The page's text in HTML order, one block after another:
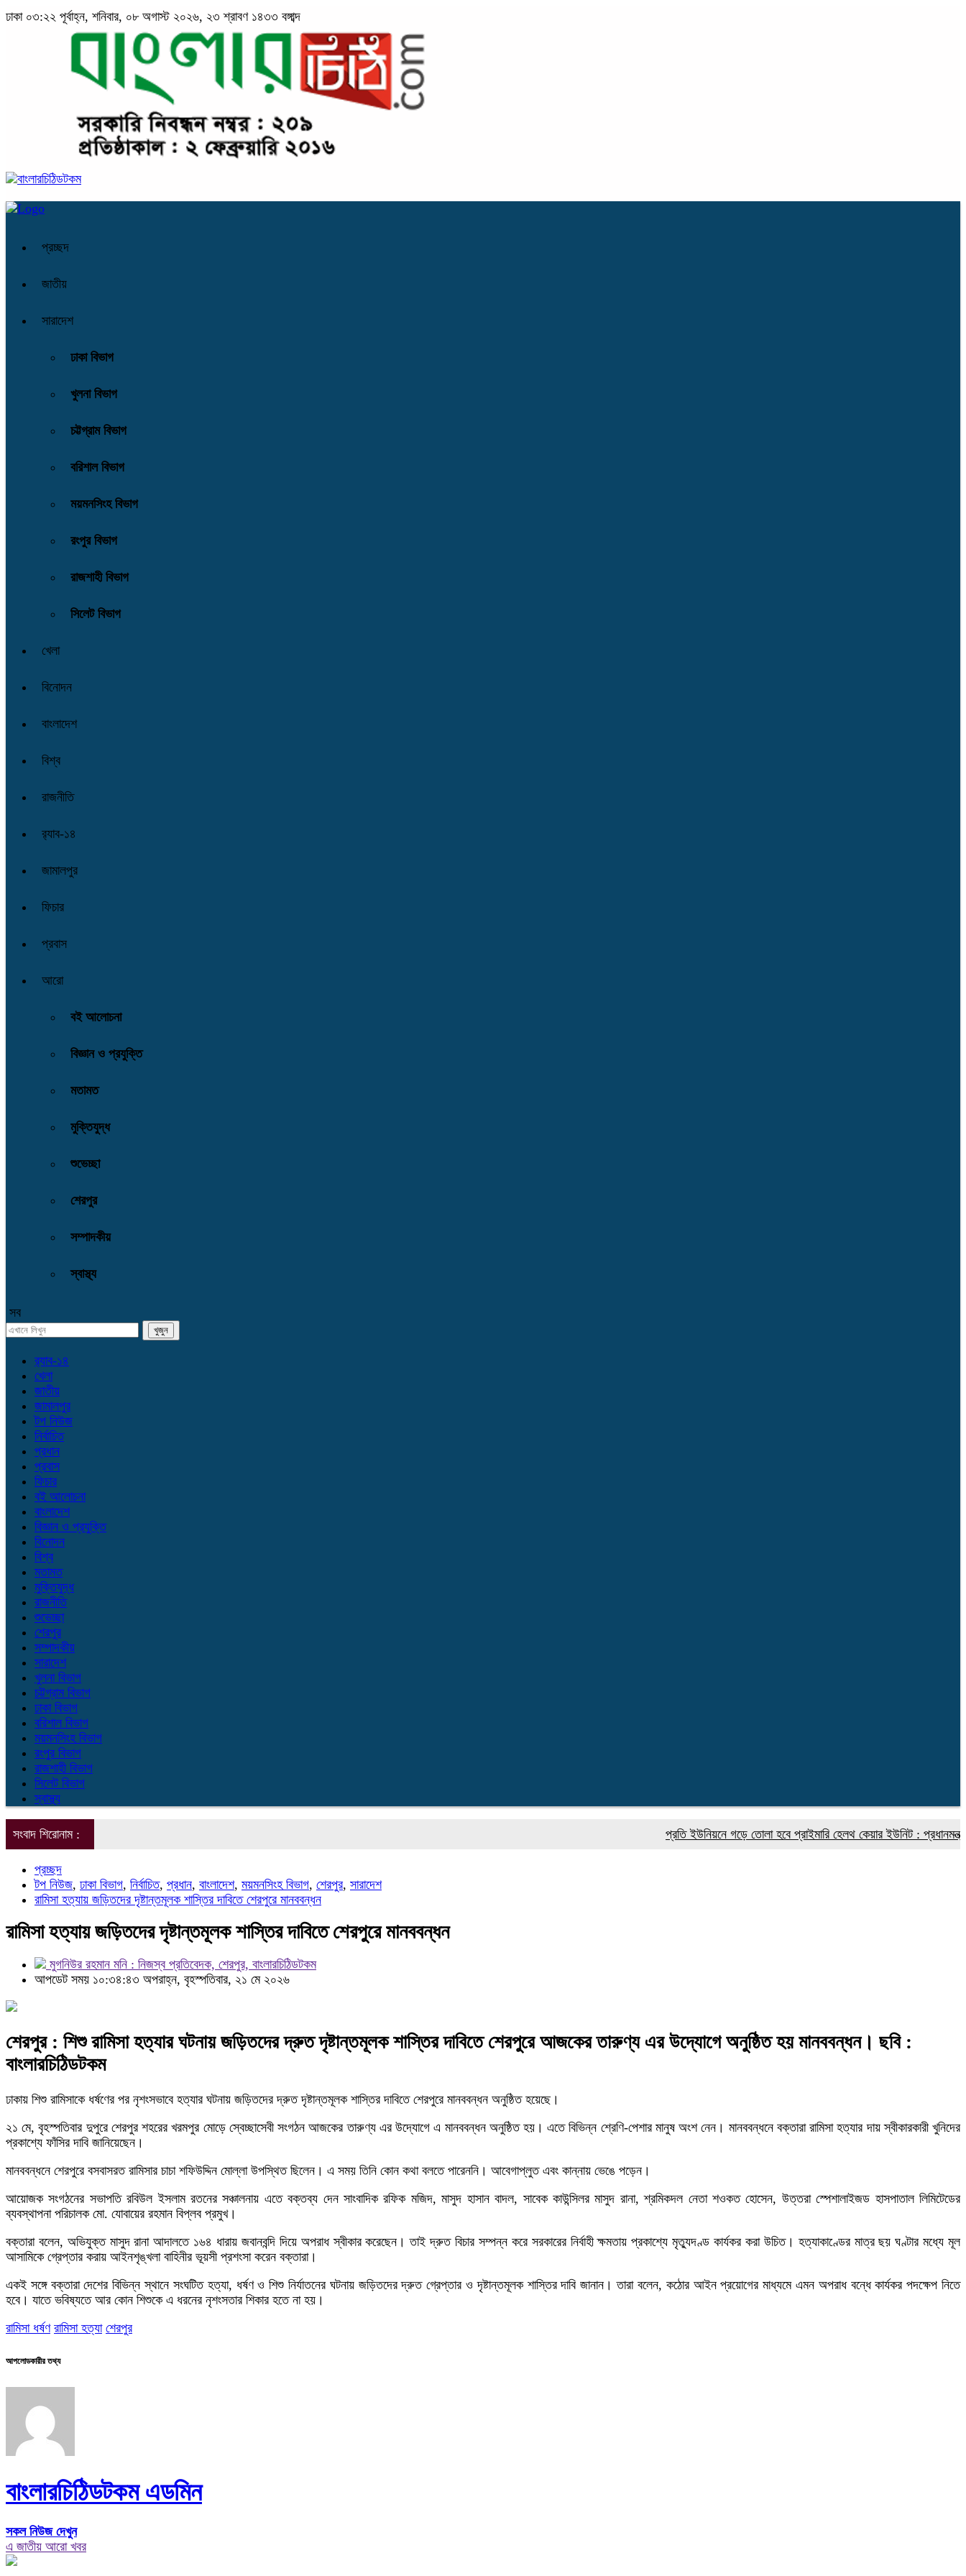
ঢাকা ০৩:২২ পূর্বাহ্ন, শনিবার, ০৮ অগাস্ট ২০২৬, ২৩ শ্রাবণ ১৪৩৩ বঙ্গাব্দ
প্রচ্ছদ
জাতীয়
সারাদেশ
ঢাকা বিভাগ
খুলনা বিভাগ
চট্টগ্রাম বিভাগ
বরিশাল বিভাগ
ময়মনসিংহ বিভাগ
রংপুর বিভাগ
রাজশাহী বিভাগ
সিলেট বিভাগ
খেলা
বিনোদন
বাংলাদেশ
বিশ্ব
রাজনীতি
র‌্যাব-১৪
জামালপুর
ফিচার
প্রবাস
আরো
বই আলোচনা
বিজ্ঞান ও প্রযুক্তি
মতামত
মুক্তিযুদ্ধ
শুভেচ্ছা
শেরপুর
সম্পাদকীয়
স্বাস্থ্য
সব
র‌্যাব-১৪
খেলা
জাতীয়
জামালপুর
টপ নিউজ
নির্বাচিত
প্রধান
প্রবাস
ফিচার
বই আলোচনা
বাংলাদেশ
বিজ্ঞান ও প্রযুক্তি
বিনোদন
বিশ্ব
মতামত
মুক্তিযুদ্ধ
রাজনীতি
শুভেচ্ছা
শেরপুর
সম্পাদকীয়
সারাদেশ
খুলনা বিভাগ
চট্টগ্রাম বিভাগ
ঢাকা বিভাগ
বরিশাল বিভাগ
ময়মনসিংহ বিভাগ
রংপুর বিভাগ
রাজশাহী বিভাগ
সিলেট বিভাগ
স্বাস্থ্য
সংবাদ শিরোনাম : প্রতি ইউনিয়নে গড়ে তোলা হবে প্রাইমারি হেলথ কেয়ার ইউনিট : প্রধানমন্ত্রীর
প্রচ্ছদ
টপ নিউজ, ঢাকা বিভাগ, নির্বাচিত, প্রধান, বাংলাদেশ, ময়মনসিংহ বিভাগ, শেরপুর, সারাদেশ
রামিসা হত্যায় জড়িতদের দৃষ্টান্তমূলক শাস্তির দাবিতে শেরপুরে মানববন্ধন
রামিসা হত্যায় জড়িতদের দৃষ্টান্তমূলক শাস্তির দাবিতে শেরপুরে মানববন্ধন
মুগনিউর রহমান মনি : নিজস্ব প্রতিবেদক, শেরপুর, বাংলারচিঠিডটকম
আপডেট সময় ১০:৩৪:৪৩ অপরাহ্ন, বৃহস্পতিবার, ২১ মে ২০২৬
শেরপুর : শিশু রামিসা হত্যার ঘটনায় জড়িতদের দ্রুত দৃষ্টান্তমূলক শাস্তির দাবিতে শেরপুরে আজকের তারুণ্য এর উদ্যোগে অনুষ্ঠিত হয় মানববন্ধন। ছবি :
বাংলারচিঠিডটকম
ঢাকায় শিশু রামিসাকে ধর্ষণের পর নৃশংসভাবে হত্যার ঘটনায় জড়িতদের দ্রুত দৃষ্টান্তমূলক শাস্তির দাবিতে শেরপুরে মানববন্ধন অনুষ্ঠিত হয়েছে।
২১ মে, বৃহস্পতিবার দুপুরে শেরপুর শহরের খরমপুর মোড়ে স্বেচ্ছাসেবী সংগঠন আজকের তারুণ্য এর উদ্যোগে এ মানববন্ধন অনুষ্ঠিত হয়। এতে বিভিন্ন শ্রেণি-পেশার মানুষ অংশ নেন। মানববন্ধনে বক্তারা রামিসা হত্যার দায় স্বীকারকারী খুনিদের
প্রকাশ্যে ফাঁসির দাবি জানিয়েছেন।
মানববন্ধনে শেরপুরে বসবাসরত রামিসার চাচা শফিউদ্দিন মোল্লা উপস্থিত ছিলেন। এ সময় তিনি কোন কথা বলতে পারেননি। আবেগাপ্লুত এবং কান্নায় ভেঙে পড়েন।
আয়োজক সংগঠনের সভাপতি রবিউল ইসলাম রতনের সঞ্চালনায় এতে বক্তব্য দেন সাংবাদিক রফিক মজিদ, মাসুদ হাসান বাদল, সাবেক কাউন্সিলর মাসুদ রানা, শ্রমিকদল নেতা শওকত হোসেন, উত্তরা স্পেশালাইজড হাসপাতাল লিমিটেডের
ব্যবস্থাপনা পরিচালক মো. যোবায়ের রহমান বিপ্লব প্রমুখ।
বক্তারা বলেন, অভিযুক্ত মাসুদ রানা আদালতে ১৬৪ ধারায় জবানবন্দি দিয়ে অপরাধ স্বীকার করেছেন। তাই দ্রুত বিচার সম্পন্ন করে সরকারের নির্বাহী ক্ষমতায় প্রকাশ্যে মৃত্যুদণ্ড কার্যকর করা উচিত। হত্যাকাণ্ডের মাত্র ছয় ঘণ্টার মধ্যে মূল
আসামিকে গ্রেপ্তার করায় আইনশৃঙ্খলা বাহিনীর ভূয়সী প্রশংসা করেন বক্তারা।
একই সঙ্গে বক্তারা দেশের বিভিন্ন স্থানে সংঘটিত হত্যা, ধর্ষণ ও শিশু নির্যাতনের ঘটনায় জড়িতদের দ্রুত গ্রেপ্তার ও দৃষ্টান্তমূলক শাস্তির দাবি জানান। তারা বলেন, কঠোর আইন প্রয়োগের মাধ্যমে এমন অপরাধ বন্ধে কার্যকর পদক্ষেপ নিতে
হবে। যাতে ভবিষ্যতে আর কোন শিশুকে এ ধরনের নৃশংসতার শিকার হতে না হয়।
রামিসা ধর্ষণ রামিসা হত্যা শেরপুর
আপলোডকারীর তথ্য
বাংলারচিঠিডটকম এডমিন
সকল নিউজ দেখুন
এ জাতীয় আরো খবর